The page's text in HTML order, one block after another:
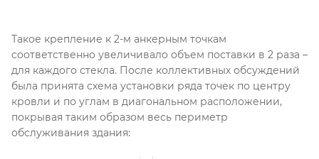
Такое крепление к 2-м анкерным точкам
соответственно увеличивало объем поставки в 2 раза –
для каждого стекла. После коллективных обсуждений
была принята схема установки ряда точек по центру
кровли и по углам в диагональном расположении,
покрывая таким образом весь периметр
обслуживания здания: